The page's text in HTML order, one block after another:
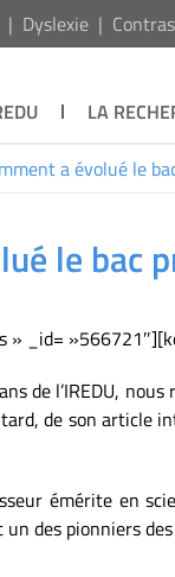
Dyslexie
LA
a évolué le
le bac
» _id=
de l’IREDU,
de son article
émérite en
des pionniers